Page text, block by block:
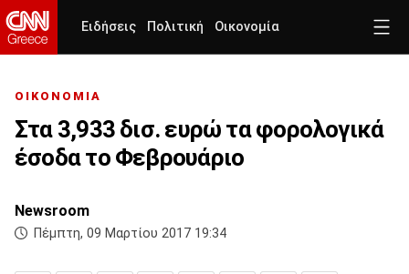
Ειδήσεις Πολιτική Οικονομία
ΟΙΚΟΝΟΜΙΑ
Στα 3,933 δισ. ευρώ τα φορολογικά
έσοδα το Φεβρουάριο
Newsroom
Πέμπτη, 09 Μαρτίου 2017 19:34